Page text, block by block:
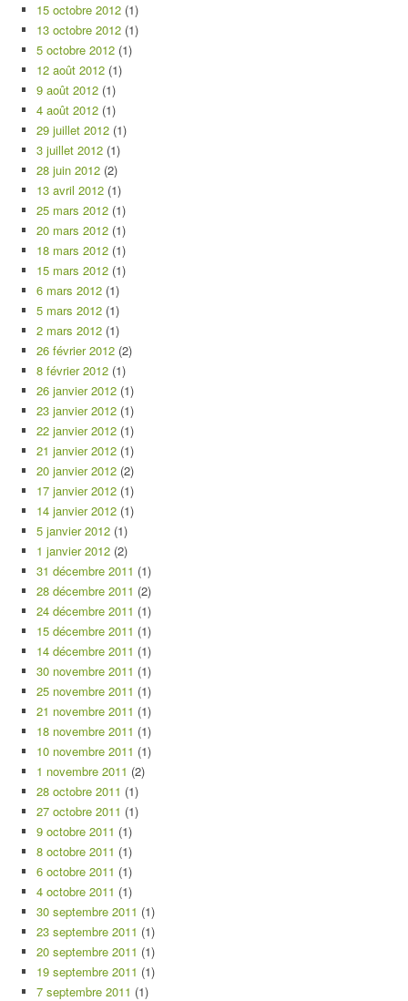
15 octobre 2012 (1)
13 octobre 2012 (1)
5 octobre 2012 (1)
12 août 2012 (1)
9 août 2012 (1)
4 août 2012 (1)
29 juillet 2012 (1)
3 juillet 2012 (1)
28 juin 2012 (2)
13 avril 2012 (1)
25 mars 2012 (1)
20 mars 2012 (1)
18 mars 2012 (1)
15 mars 2012 (1)
6 mars 2012 (1)
5 mars 2012 (1)
2 mars 2012 (1)
26 février 2012 (2)
8 février 2012 (1)
26 janvier 2012 (1)
23 janvier 2012 (1)
22 janvier 2012 (1)
21 janvier 2012 (1)
20 janvier 2012 (2)
17 janvier 2012 (1)
14 janvier 2012 (1)
5 janvier 2012 (1)
1 janvier 2012 (2)
31 décembre 2011 (1)
28 décembre 2011 (2)
24 décembre 2011 (1)
15 décembre 2011 (1)
14 décembre 2011 (1)
30 novembre 2011 (1)
25 novembre 2011 (1)
21 novembre 2011 (1)
18 novembre 2011 (1)
10 novembre 2011 (1)
1 novembre 2011 (2)
28 octobre 2011 (1)
27 octobre 2011 (1)
9 octobre 2011 (1)
8 octobre 2011 (1)
6 octobre 2011 (1)
4 octobre 2011 (1)
30 septembre 2011 (1)
23 septembre 2011 (1)
20 septembre 2011 (1)
19 septembre 2011 (1)
7 septembre 2011 (1)